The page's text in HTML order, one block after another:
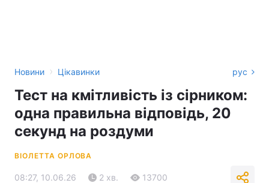
Новини › Цікавинки рус
Тест на кмітливість із сірником:
одна правильна відповідь, 20
секунд на роздуми
ВІОЛЕТТА ОРЛОВА
08:27, 10.06.26 2 хв. 13700